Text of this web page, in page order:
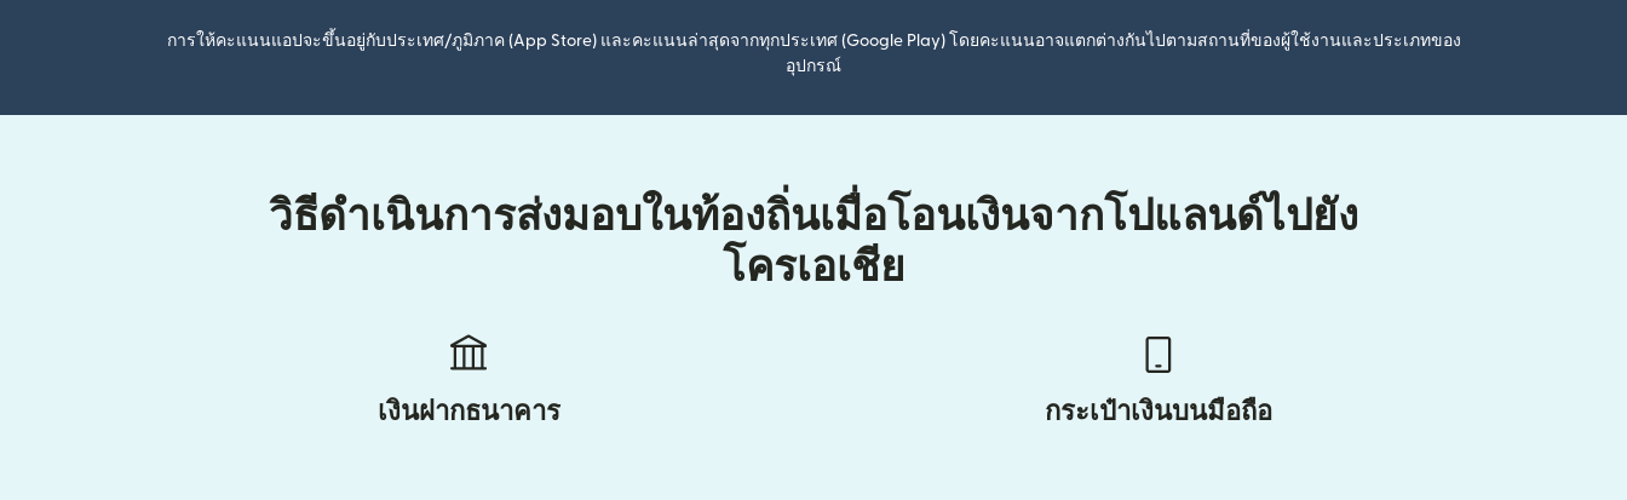
การให้คะแนนแอปจะขึ้นอยู่กับประเทศ/ภูมิภาค (App Store) และคะแนนล่าสุดจากทุกประเทศ (Google Play) โดยคะแนนอาจแตกต่างกันไปตามสถานที่ของผู้ใช้งานและประเภทของ
อุปกรณ์
วิธีดำเนินการส่งมอบในท้องถิ่นเมื่อโอนเงินจากโปแลนด์ไปยัง
โครเอเชีย
เงินฝากธนาคาร กระเป๋าเงินบนมือถือ